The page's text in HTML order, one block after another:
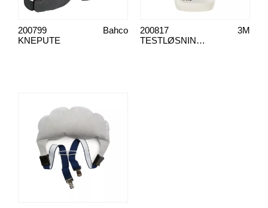
KNEPUTE
Bahco
200799
TESTLØSNING SWEET FT-12
3M
200817